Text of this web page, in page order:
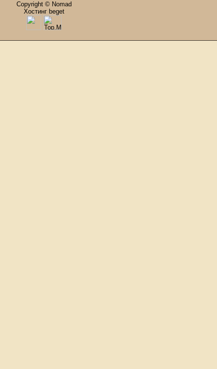
Copyright © Nomad
Хостинг beget